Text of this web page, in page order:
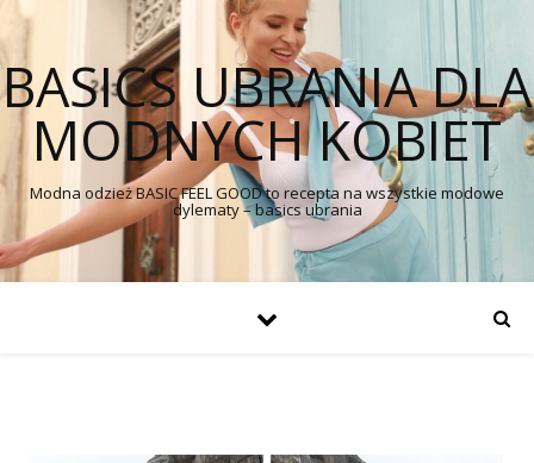
BASICS UBRANIA DLA
MODNYCH KOBIET
Modna odzież BASIC FEEL GOOD to recepta na wszystkie modowe
dylematy – basics ubrania